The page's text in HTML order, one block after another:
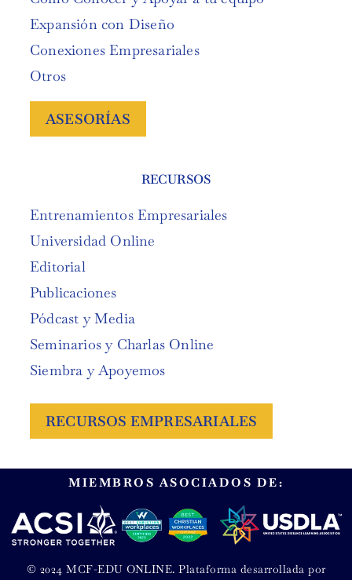
Expansión con Diseño
Conexiones Empresariales
Otros
ASESORÍAS
RECURSOS
Entrenamientos Empresariales
Universidad Online
Editorial
Publicaciones
Pódcast y Media
Seminarios y Charlas Online
Siembra y Apoyemos
RECURSOS EMPRESARIALES
MIEMBROS ASOCIADOS DE:
© 2024 MCF-EDU ONLINE. Plataforma desarrollada por